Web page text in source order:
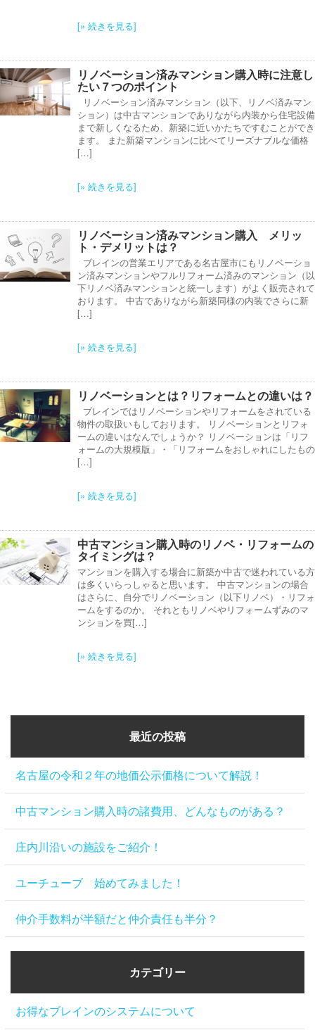
[» 続きを見る]
リノベーション済みマンション購入時に注意し
たい７つのポイント
リノベーション済みマンション（以下、リノベ済みマン
ション）は中古マンションでありながら内装から住宅設備
まで新しくなるため、新築に近いかたちですむことができ
ます。 また新築マンションに比べてリーズナブルな価格
[…]
[» 続きを見る]
リノベーション済みマンション購入 メリッ
ト・デメリットは？
ブレインの営業エリアである名古屋市にもリノベーショ
ン済みマンションやフルリフォーム済みのマンション（以
下リノベ済みマンションと統一します）がよく販売されて
おります。 中古でありながら新築同様の内装でさらに新
[…]
[» 続きを見る]
リノベーションとは？リフォームとの違いは？
ブレインではリノベーションやリフォームをされている
物件の取扱いもしております。 リノベーションとリフォ
ームの違いはなんでしょうか？ リノベーションは「リフ
ォームの大規模版」・「リフォームをおしゃれにしたもの
[…]
[» 続きを見る]
中古マンション購入時のリノベ・リフォームの
タイミングは？
マンションを購入する場合に新築か中古で迷われている方
は多くいらっしゃると思います。 中古マンションの場合
はさらに、自分でリノベーション（以下リノベ）・リフォ
ームをするのか。 それともリノベやリフォームずみのマ
ンションを買[…]
[» 続きを見る]
最近の投稿
名古屋の令和２年の地価公示価格について解説！
中古マンション購入時の諸費用、どんなものがある？
庄内川沿いの施設をご紹介！
ユーチューブ 始めてみました！
仲介手数料が半額だと仲介責任も半分？
カテゴリー
お得なブレインのシステムについて